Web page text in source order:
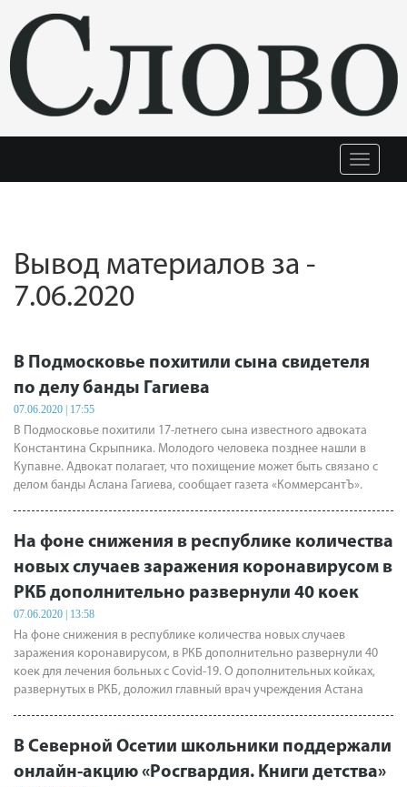
Меню
Вывод материалов за -
7.06.2020
В Подмосковье похитили сына свидетеля
по делу банды Гагиева
07.06.2020 | 17:55
В Подмосковье похитили 17-летнего сына известного адвоката
Константина Скрыпника. Молодого человека позднее нашли в
Купавне. Адвокат полагает, что похищение может быть связано с
делом банды Аслана Гагиева, сообщает газета «КоммерсантЪ».
На фоне снижения в республике количества
новых случаев заражения коронавирусом в
РКБ дополнительно развернули 40 коек
07.06.2020 | 13:58
На фоне снижения в республике количества новых случаев
заражения коронавирусом, в РКБ дополнительно развернули 40
коек для лечения больных с Covid-19. О дополнительных койках,
развернутых в РКБ, доложил главный врач учреждения Астана
В Северной Осетии школьники поддержали
онлайн-акцию «Росгвардия. Книги детства»